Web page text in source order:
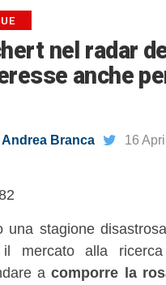
nel radar
anche
Andrea Branca 16
una stagione
il mercato alla
acomporre la